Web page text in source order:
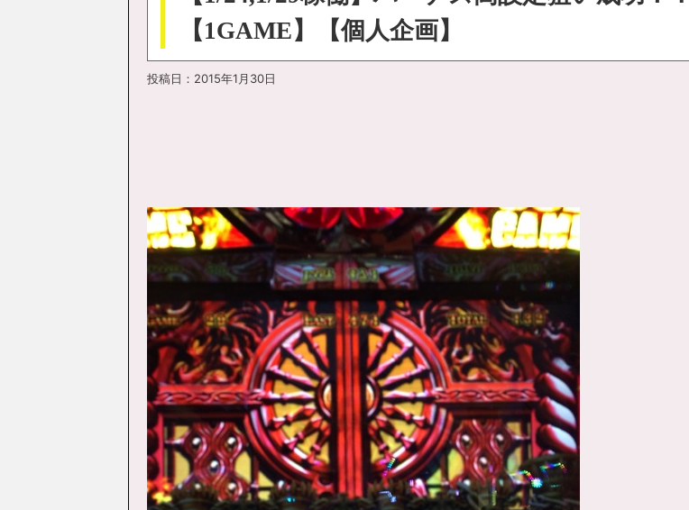
【1GAME】【個人企画】
投稿日： 2015年1月30日